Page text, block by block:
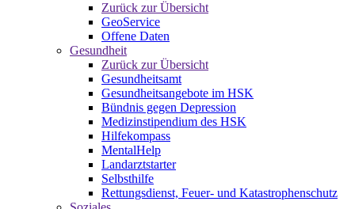
Zurück zur Übersicht
GeoService
Offene Daten
Gesundheit
Zurück zur Übersicht
Gesundheitsamt
Gesundheitsangebote im HSK
Bündnis gegen Depression
Medizinstipendium des HSK
Hilfekompass
MentalHelp
Landarztstarter
Selbsthilfe
Rettungsdienst, Feuer- und Katastrophenschutz